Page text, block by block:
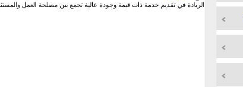
الريادة في تقديم خدمة ذات قيمة وجودة عالية تجمع بين مصلحة العمل